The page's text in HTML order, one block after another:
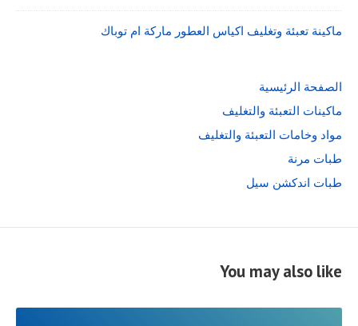
ماكينة تعبئة وتغليف اكياس العطور ماركة ام توباك
الصفحة الرئيسية
ماكينات التعبئة والتغليف
مواد وخامات التعبئة والتغليف
طبات مرنة
طبات اندكشن سيل
You may also like